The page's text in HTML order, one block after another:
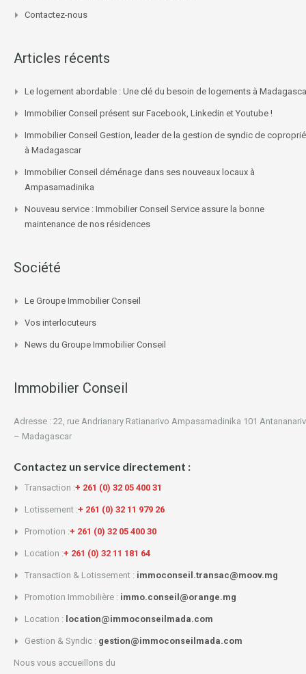
Contactez-nous
Articles récents
Le logement abordable : Une clé du besoin de logements à
Immobilier Conseil présent sur Facebook, Linkedin et Youtube !
Immobilier Conseil Gestion, leader de la gestion de syndic de
à Madagascar
Immobilier Conseil déménage dans ses nouveaux locaux à
Ampasamadinika
Nouveau service : Immobilier Conseil Service assure la bonne
maintenance de nos résidences
Société
Le Groupe Immobilier Conseil
Vos interlocuteurs
News du Groupe Immobilier Conseil
Immobilier Conseil
Adresse : 22, rue Andrianary Ratianarivo Ampasamadinika 101
– Madagascar
Contactez un service directement :
Transaction :+ 261 (0) 32 05 400 31
Lotissement :+ 261 (0) 32 11 979 26
Promotion :+ 261 (0) 32 05 400 30
Location :+ 261 (0) 32 11 181 64
Transaction & Lotissement : immoconseil.transac@moov.mg
Promotion Immobilière : immo.conseil@orange.mg
Location : location@immoconseilmada.com
Gestion & Syndic : gestion@immoconseilmada.com
Nous vous accueillons du